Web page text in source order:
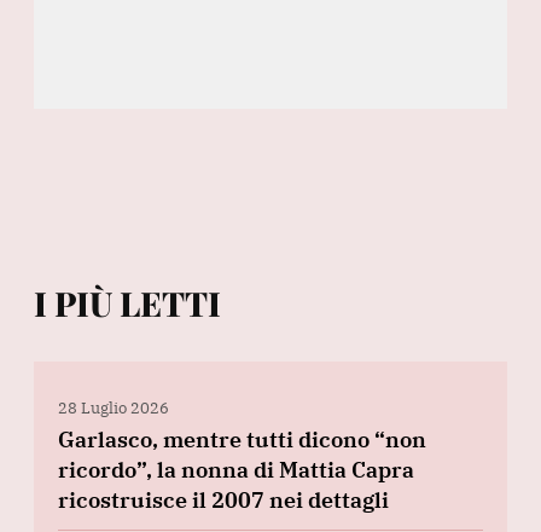
I PIÙ LETTI
28 Luglio 2026
Garlasco, mentre tutti dicono “non
ricordo”, la nonna di Mattia Capra
ricostruisce il 2007 nei dettagli